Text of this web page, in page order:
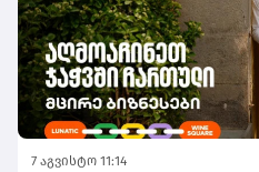
7 აგვისტო 11:14